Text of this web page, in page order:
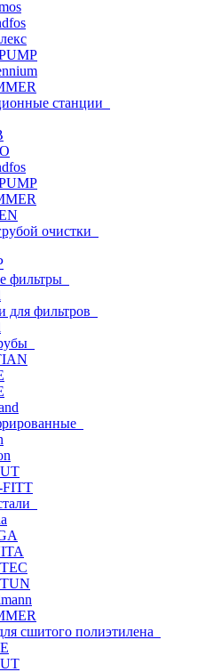
станции
очистки
фильтры
для фильтров
сшитого полиэтилена